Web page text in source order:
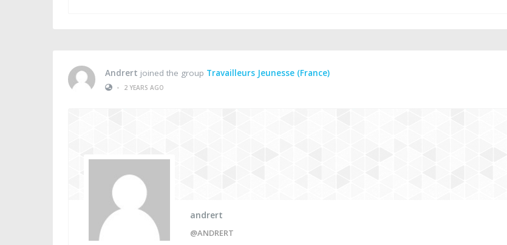
Andrert joined the group Travailleurs Jeunesse (France)
•
2 YEARS AGO
andrert
@ANDRERT